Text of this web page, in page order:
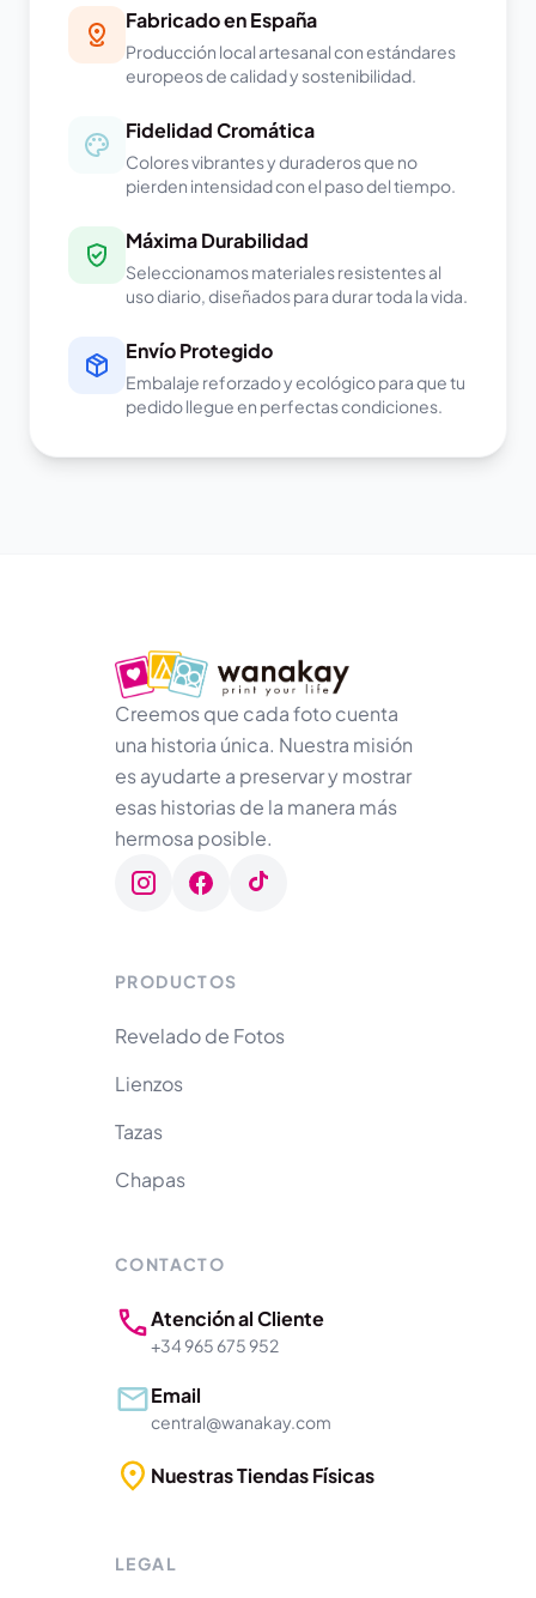
Fabricado en España
Producción local artesanal con estándares
europeos de calidad y sostenibilidad.
Fidelidad Cromática
Colores vibrantes y duraderos que no
pierden intensidad con el paso del tiempo.
Máxima Durabilidad
Seleccionamos materiales resistentes al
uso diario, diseñados para durar toda la vida.
Envío Protegido
Embalaje reforzado y ecológico para que tu
pedido llegue en perfectas condiciones.
Creemos que cada foto cuenta
una historia única. Nuestra misión
es ayudarte a preservar y mostrar
esas historias de la manera más
hermosa posible.
PRODUCTOS
Revelado de Fotos
Lienzos
Tazas
Chapas
CONTACTO
Atención al Cliente
+34 965 675 952
Email
central@wanakay.com
Nuestras Tiendas Físicas
LEGAL